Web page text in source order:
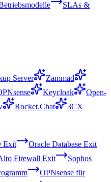
SLAs &
Server
Zammad
Keycloak
Open-
Rocket.Chat
3CX
Exit
Oracle Database Exit
Firewall Exit
Sophos
OPNsense für